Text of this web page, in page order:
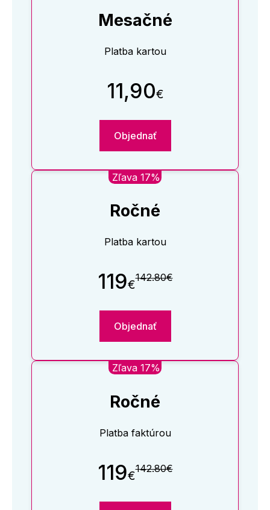
Mesačné
Platba kartou
11,90€
Objednať
Zľava 17%
Ročné
Platba kartou
119€142.80€
Objednať
Zľava 17%
Ročné
Platba faktúrou
119€142.80€